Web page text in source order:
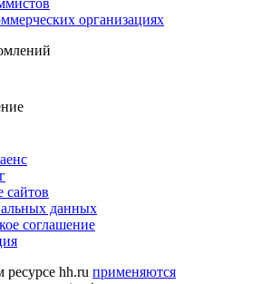
организациях
сайтов
данных
соглашение
hh.ru применяются